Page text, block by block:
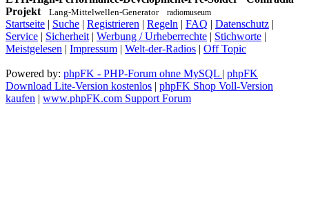
Projekt
Lang-Mittelwellen-Generator radiomuseum
Startseite | Suche | Registrieren | Regeln | FAQ | Datenschutz |
Service | Sicherheit | Werbung / Urheberrechte | Stichworte |
Meistgelesen | Impressum | Welt-der-Radios | Off Topic
Powered by: phpFK - PHP-Forum ohne MySQL | phpFK
Download Lite-Version kostenlos | phpFK Shop Voll-Version
kaufen | www.phpFK.com Support Forum